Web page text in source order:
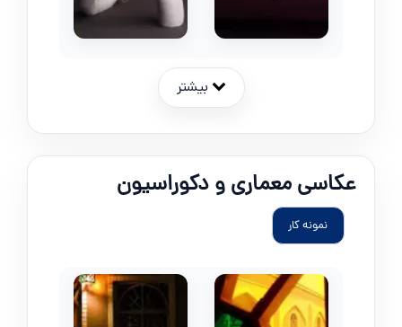
بیشتر
عکاسی معماری و دکوراسیون
نمونه کار